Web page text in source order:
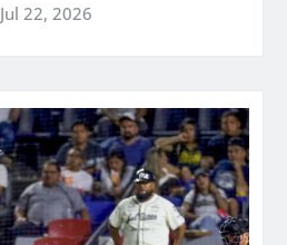
Jul 22, 2026